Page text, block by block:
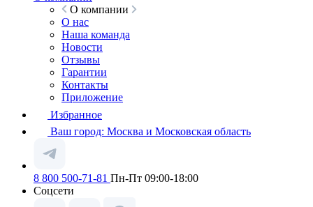
О компании
О нас
Наша команда
Новости
Отзывы
Гарантии
Контакты
Приложение
Избранное
Ваш город: Москва и Московская область
8 800 500-71-81 Пн-Пт 09:00-18:00
Соцсети